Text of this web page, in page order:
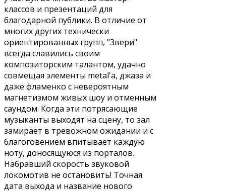
классов и презентаций для
благодарной публики. В отличие от
многих других технически
ориентированных групп, "Звери"
всегда славились своим
композиторским талантом, удачно
совмещая элементы metal'a, джаза и
даже фламенко с невероятным
магнетизмом живых шоу и отменным
саундом. Когда эти потрясающие
музыканты выходят на сцену, то зал
замирает в тревожном ожидании и с
благоговением впитывает каждую
ноту, доносящуюся из порталов.
Набравший скорость звуковой
локомотив не остановить! Точная
дата выхода и название нового